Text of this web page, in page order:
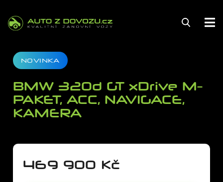
NOVINKA
BMW 320d GT xDrive M-
PAKET, ACC, NAVIGACE,
KAMERA
469 900 Kč